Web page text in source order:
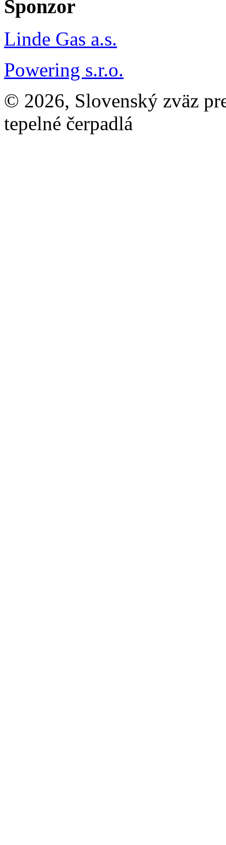
Sponzor
Linde Gas a.s.
Powering s.r.o.
© 2026, Slovenský zväz
tepelné čerpadlá